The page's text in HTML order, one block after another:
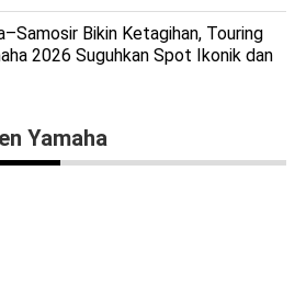
Bikin Ketagihan, Touring
2026 Suguhkan Spot Ikonik dan
Yamaha